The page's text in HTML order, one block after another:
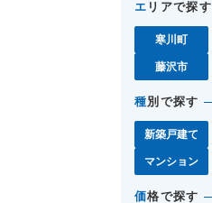
エ リアで探す
寒川町
藤沢市
種別で探す
新築戸建て
マンション
価格で探す